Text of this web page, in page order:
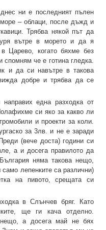
ни е последният пълен
– облаци, после дъжд и
Трябва някой път да
вътре в морето и да я
Царево, когато бяхме без
спомням че е готина гледка.
и да си навътре в такова
добре и трябва да се
една разходка от
си яко за какво ли
и проекти за коли.
за 3лв. и не е заради
(вече доста) години си
а и досега правилото да
няма такова нещо,
лепенките са различни)
на пивото, срещата си
в Слънчев бряг. Като
ще ги кача отделно.
а досега май не бях